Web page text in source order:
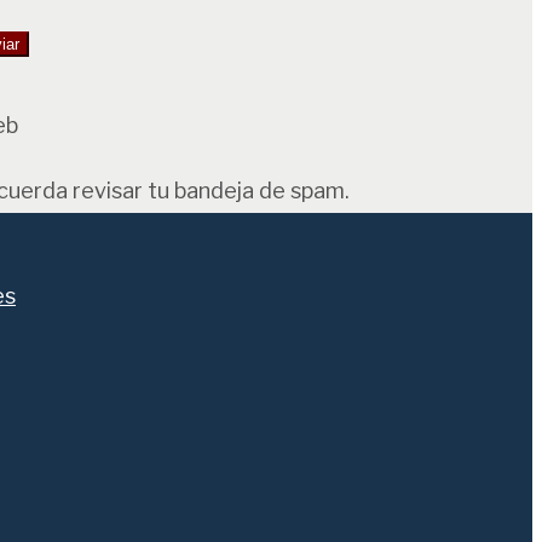
revisar tu bandeja de spam.